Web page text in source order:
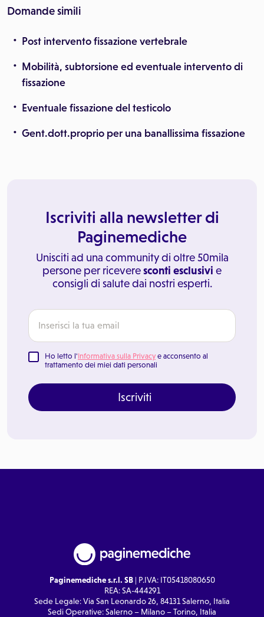
Domande simili
Post intervento fissazione vertebrale
Mobilità, subtorsione ed eventuale intervento di
fissazione
Eventuale fissazione del testicolo
Gent.dott.proprio per una banallissima fissazione
Iscriviti alla newsletter di
Paginemediche
Unisciti ad una community di oltre 50mila
persone per riceveresconti esclusivi e
consigli di salute dai nostri esperti.
Ho letto l'Informativa sulla Privacy e acconsento al
trattamento dei miei dati personali
Iscriviti
Paginemediche s.r.l. SB| P.IVA: IT05418080650
REA: SA-444291
Sede Legale: Via San Leonardo 26, 84131 Salerno, Italia
Sedi Operative: Salerno – Milano – Torino, Italia